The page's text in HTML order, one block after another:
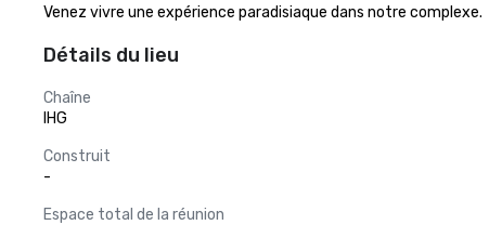
Venez vivre une expérience paradisiaque dans notre complexe.
Détails du lieu
Chaîne
IHG
Construit
-
Espace total de la réunion